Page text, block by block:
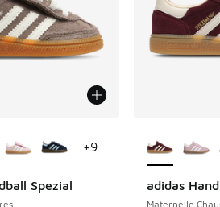
Spezial
+9
adidas
Maternelle
NOUVEAU